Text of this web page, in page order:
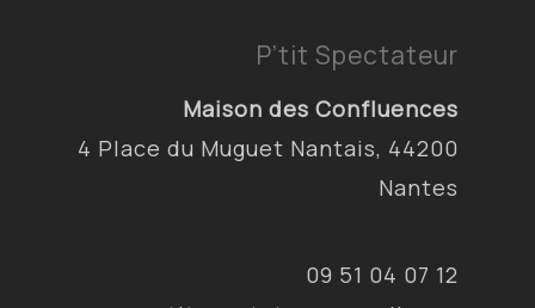
P’tit Spectateur
Maison des Confluences
4 Place du Muguet Nantais, 44200
Nantes
09 51 04 07 12